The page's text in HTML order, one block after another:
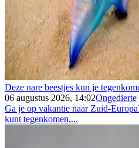
Deze nare beestjes kun je
06 augustus 2026, 14:02Ongedierte
Ga je op vakantie naar Zuid-
kunt tegenkomen,...